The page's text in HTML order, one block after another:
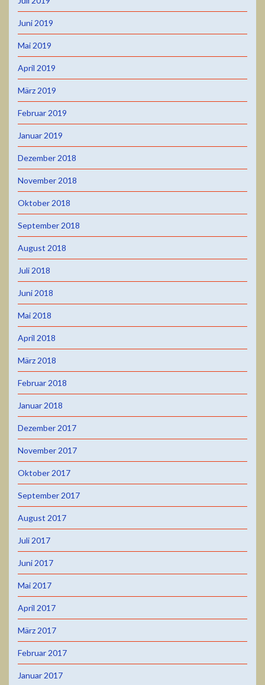
Juni 2019
Mai 2019
April 2019
März 2019
Februar 2019
Januar 2019
Dezember 2018
November 2018
Oktober 2018
September 2018
August 2018
Juli 2018
Juni 2018
Mai 2018
April 2018
März 2018
Februar 2018
Januar 2018
Dezember 2017
November 2017
Oktober 2017
September 2017
August 2017
Juli 2017
Juni 2017
Mai 2017
April 2017
März 2017
Februar 2017
Januar 2017